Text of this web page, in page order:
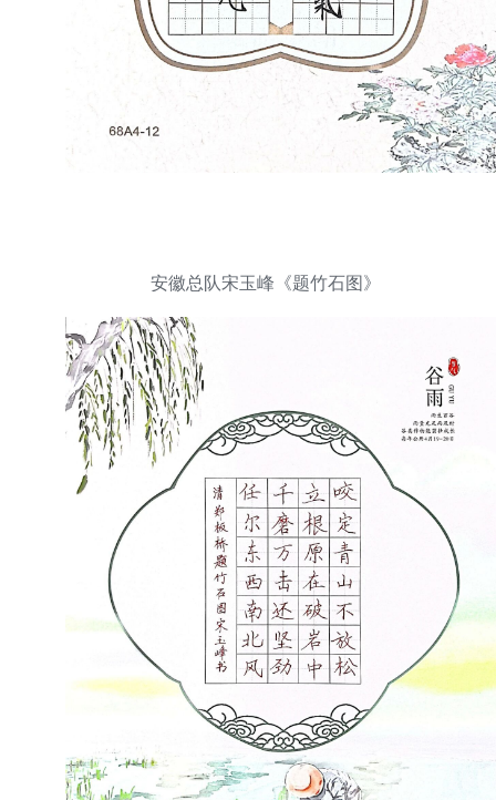
安徽总队宋玉峰《题竹石图》